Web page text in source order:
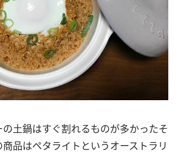
土鍋はすぐ割れるものが多かったそ
品はペタライトというオーストラリ